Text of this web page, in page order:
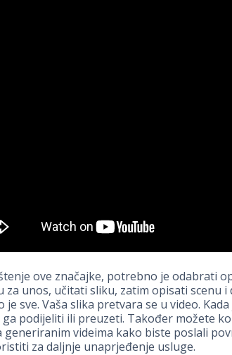
ove značajke, potrebno je odabrati
za unos, učitati sliku, zatim opisati scenu
je sve. Vaša slika pretvara se u video.
ga podijeliti ili preuzeti. Također možete
generiranim videima kako biste poslali
za daljnje unaprjeđenje usluge.